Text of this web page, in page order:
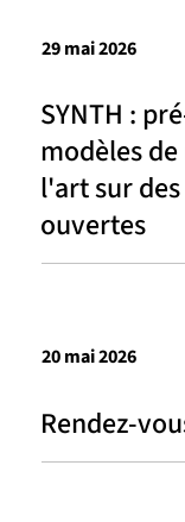
SYNTH :
modèles
l'art sur
ouvertes
29 mai 2026
Rendez-
20 mai 2026